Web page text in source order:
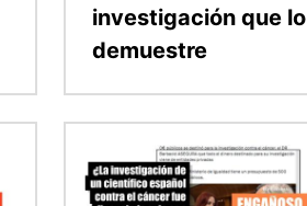
investigación que lo
demuestre